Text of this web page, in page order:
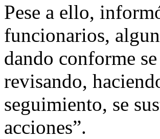
Pese a ello,
funcionarios,
dando conforme
revisando,
seguimiento, se
acciones”.